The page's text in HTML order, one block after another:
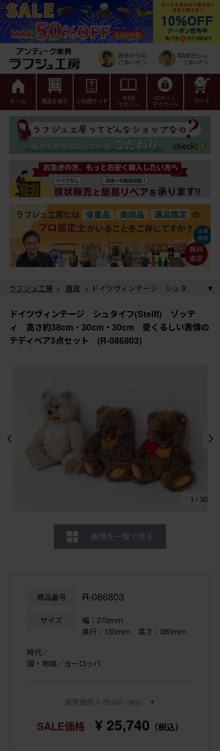
ホーム 商品を探す ご利用ガイド WEB
マガジン
ログイン
マイページ カート
0
ラフジュ工房 > 雑貨
くるしい表情のテディベア3点セット (R-086803)
ラフジュ工房 > 雑貨 > おもちゃ・人形 > ドイツヴィ
ンテージ シュタイフ(Steiff) ゾッティ 高さ約38cm・
30cm・30cm 愛くるしい表情のテディベア3点セット
(R-086803)
ドイツヴィンテージ シュタイフ(Steiff) ゾッテ
ィ 高さ約38cm・30cm・30cm 愛くるしい表情の
テディベア3点セット (R-086803)
1 / 30
画像を一覧で見る
商品番号 R-086803
サイズ
幅：270ｍｍ
奥行：130ｍｍ 高さ：380ｍｍ
時代／
国・地域／ヨーロッパ
通常価格 ¥ 28,600 （税込） ▼
SALE価格 ¥ 25,740 （税込）